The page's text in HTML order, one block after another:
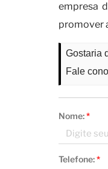
empresa
promover
Gostaria
Fale
Nome:*
Telefone:*